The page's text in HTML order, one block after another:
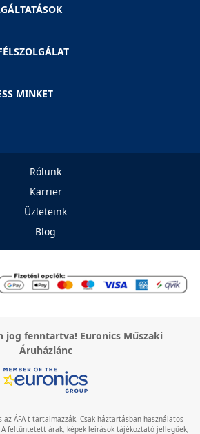
MINKET
Rólunk
Karrier
Üzleteink
Blog
jog fenntartva! Euronics Műszaki
Áruházlánc
ÁFA-t tartalmazzák. Csak háztartásban használatos
feltüntetett árak, képek leírások tájékoztató jellegűek,